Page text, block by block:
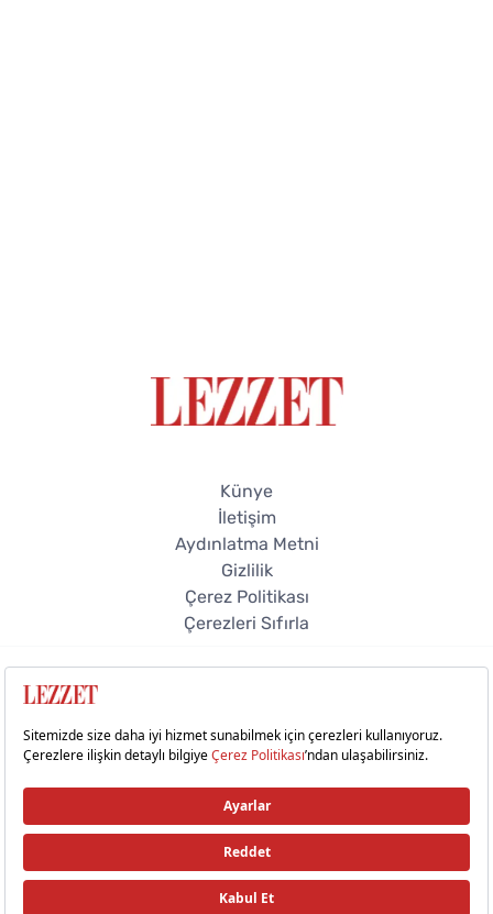
Künye
İletişim
Aydınlatma Metni
Gizlilik
Çerez Politikası
Çerezleri Sıfırla
© 2026 Lezzet Online. Tüm hakları saklıdır.